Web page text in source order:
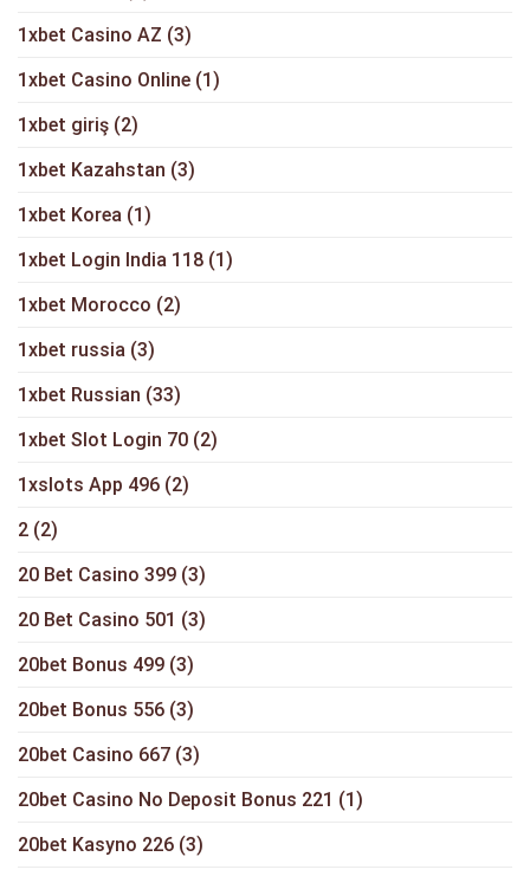
1xbet Casino AZ (3)
1xbet Casino Online (1)
1xbet giriş (2)
1xbet Kazahstan (3)
1xbet Korea (1)
1xbet Login India 118 (1)
1xbet Morocco (2)
1xbet russia (3)
1xbet Russian (33)
1xbet Slot Login 70 (2)
1xslots App 496 (2)
2 (2)
20 Bet Casino 399 (3)
20 Bet Casino 501 (3)
20bet Bonus 499 (3)
20bet Bonus 556 (3)
20bet Casino 667 (3)
20bet Casino No Deposit Bonus 221 (1)
20bet Kasyno 226 (3)